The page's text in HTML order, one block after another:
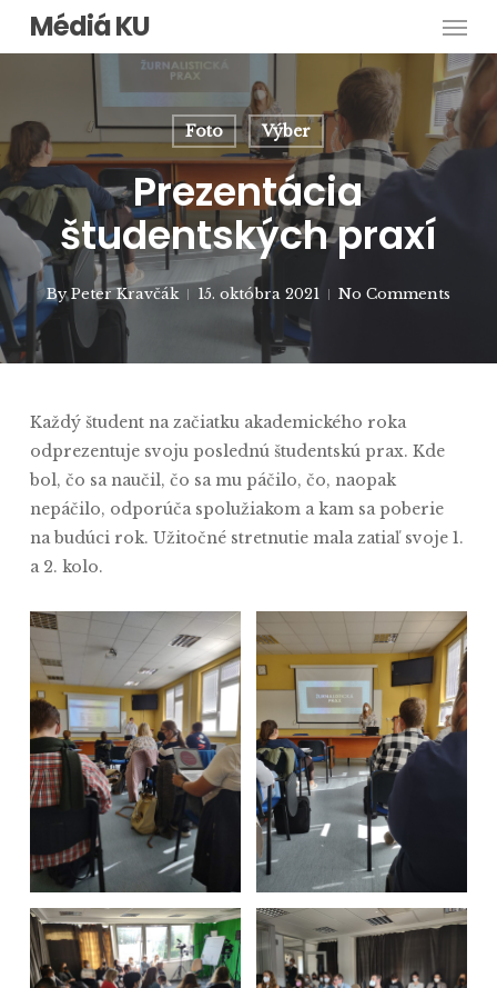
SkipMédiá KU
Foto Výber
Prezentácia
študentských praxí
By Peter Kravčák 15. októbra 2021 No Comments
Každý študent na začiatku akademického roka
odprezentuje svoju poslednú študentskú prax. Kde
bol, čo sa naučil, čo sa mu páčilo, čo, naopak
nepáčilo, odporúča spolužiakom a kam sa poberie
na budúci rok. Užitočné stretnutie mala zatiaľ svoje 1.
a 2. kolo.